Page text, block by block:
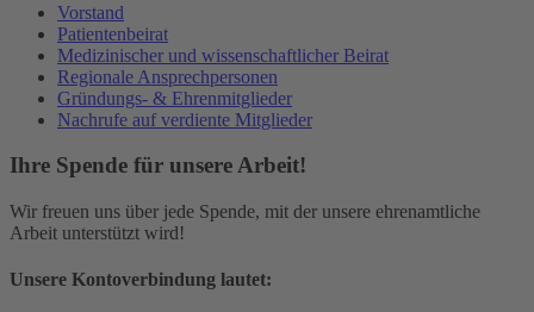
Vorstand
Patientenbeirat
Medizinischer und wissenschaftlicher Beirat
Regionale Ansprechpersonen
Gründungs- & Ehrenmitglieder
Nachrufe auf verdiente Mitglieder
Ihre Spende für unsere Arbeit!
Wir freuen uns über jede Spende, mit der unsere ehrenamtliche
Arbeit unterstützt wird!
Unsere Kontoverbindung lautet: